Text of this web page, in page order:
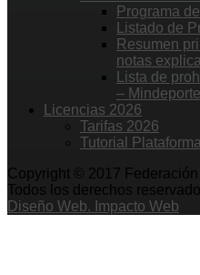
Programa
Listado de
Resumen
notas
Lista de
– Mindeporte
Licencias 2026
Tarifas 2026
Tutorial Plataforma
Copyright © 2017
Todos los derechos
Diseño Web. Impacto Web